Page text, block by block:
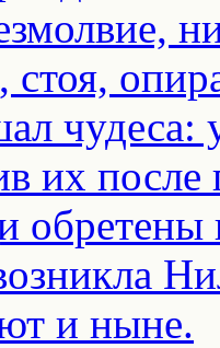
стоя,
чудеса:
их после
и ныне.